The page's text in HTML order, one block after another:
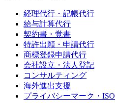
経理代行・記帳代行
給与計算代行
契約書・覚書
特許出願・申請代行
商標登録申請代行
会社設立・法人登記
コンサルティング
海外進出支援
プライバシーマーク・ISO